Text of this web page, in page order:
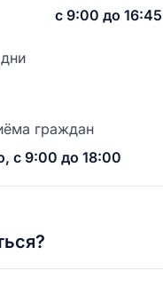
с 9:00 до 16:45
граждан
с 9:00 до 18:00